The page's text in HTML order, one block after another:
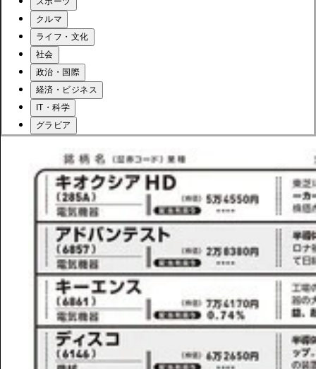
クルマ
ライフ・文化
社会
政治・国際
経済・ビジネス
IT・科学
グラビア